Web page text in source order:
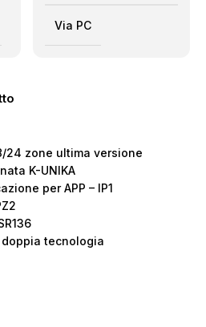
Via PC
24 zone ultima versione
K-UNIKA
per APP – IP1
tecnologia